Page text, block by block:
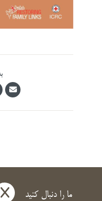
ما را دنبال کنید x